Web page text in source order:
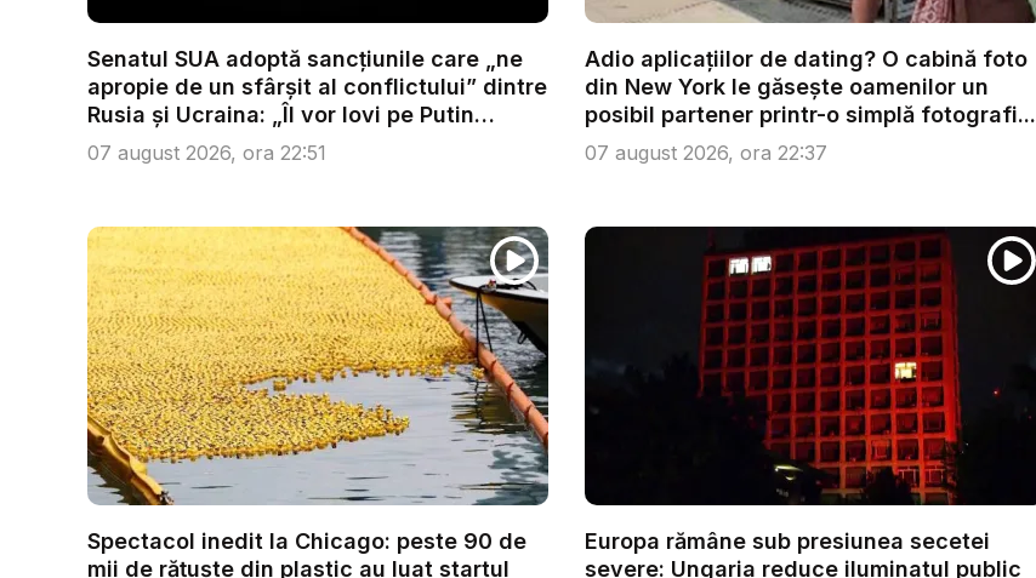
Senatul SUA adoptă sancțiunile care „ne
apropie de un sfârșit al conflictului” dintre
Rusia și Ucraina: „Îl vor lovi pe Putin
acolo...
07 august 2026, ora 22:51
Adio aplicațiilor de dating? O cabină foto
din New York le găsește oamenilor un
posibil partener printr-o simplă fotografi...
07 august 2026, ora 22:37
Spectacol inedit la Chicago: peste 90 de
mii de rățuște din plastic au luat startul
Europa rămâne sub presiunea secetei
severe: Ungaria reduce iluminatul public